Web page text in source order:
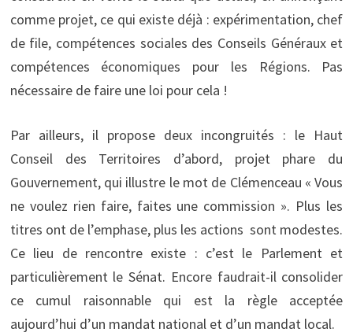
comme projet, ce qui existe déjà : expérimentation, chef
de file, compétences sociales des Conseils Généraux et
compétences économiques pour les Régions. Pas
nécessaire de faire une loi pour cela !
Par ailleurs, il propose deux incongruités : le Haut
Conseil des Territoires d’abord, projet phare du
Gouvernement, qui illustre le mot de Clémenceau « Vous
ne voulez rien faire, faites une commission ». Plus les
titres ont de l’emphase, plus les actions sont modestes.
Ce lieu de rencontre existe : c’est le Parlement et
particulièrement le Sénat. Encore faudrait-il consolider
ce cumul raisonnable qui est la règle acceptée
aujourd’hui d’un mandat national et d’un mandat local.